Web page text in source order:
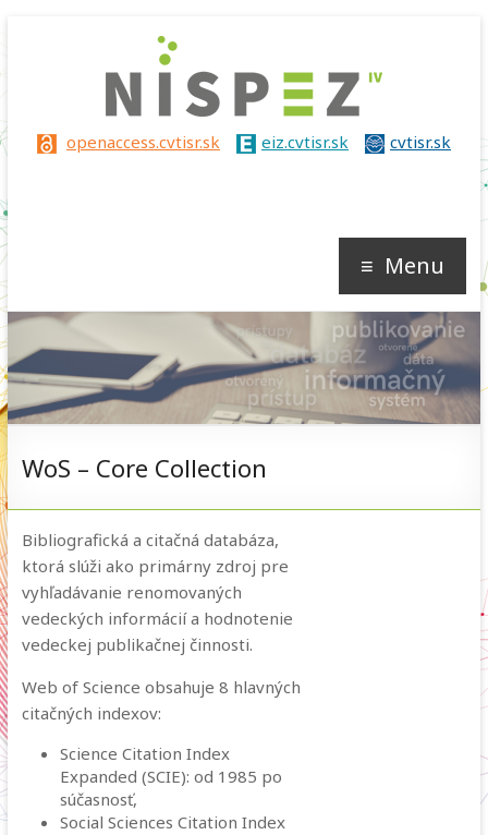
Nispez
openaccess.cvtisr.sk eiz.cvtisr.sk cvtisr.sk
Menu
WoS – Core Collection
Bibliografická a citačná databáza,
ktorá slúži ako primárny zdroj pre
vyhľadávanie renomovaných
vedeckých informácií a hodnotenie
vedeckej publikačnej činnosti.
Web of Science obsahuje 8 hlavných
citačných indexov:
Science Citation Index
Expanded (SCIE): od 1985 po
súčasnosť,
Social Sciences Citation Index